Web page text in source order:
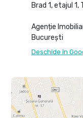
Brad 1, etajul
Agenție
București
Deschide în